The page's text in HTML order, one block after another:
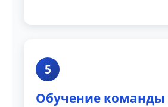
5
Обучение команды